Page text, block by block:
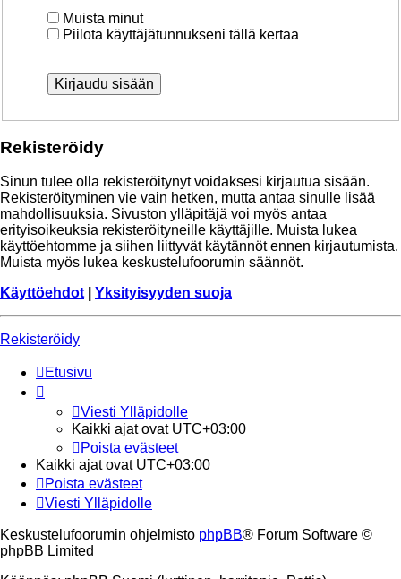
Muista minut
Piilota käyttäjätunnukseni tällä kertaa
Rekisteröidy
Sinun tulee olla rekisteröitynyt voidaksesi kirjautua sisään.
Rekisteröityminen vie vain hetken, mutta antaa sinulle lisää
mahdollisuuksia. Sivuston ylläpitäjä voi myös antaa
erityisoikeuksia rekisteröityneille käyttäjille. Muista lukea
käyttöehtomme ja siihen liittyvät käytännöt ennen kirjautumista.
Muista myös lukea keskustelufoorumin säännöt.
Käyttöehdot
Yksityisyyden suoja
Rekisteröidy
Etusivu
Viesti Ylläpidolle
Kaikki ajat ovat UTC+03:00
Poista evästeet
Kaikki ajat ovat UTC+03:00
Poista evästeet
Viesti Ylläpidolle
Keskustelufoorumin ohjelmisto phpBB® Forum Software ©
phpBB Limited